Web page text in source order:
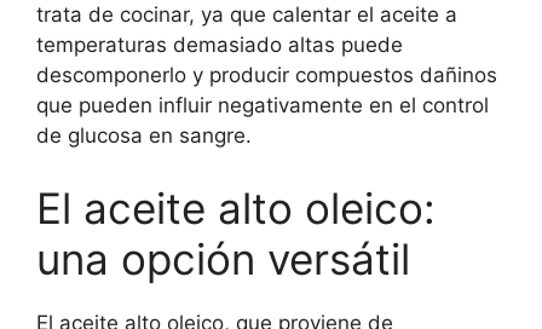
trata de cocinar, ya que calentar el aceite a
temperaturas demasiado altas puede
descomponerlo y producir compuestos dañinos
que pueden influir negativamente en el control
de glucosa en sangre.
El aceite alto oleico:
una opción versátil
El aceite alto oleico, que proviene de